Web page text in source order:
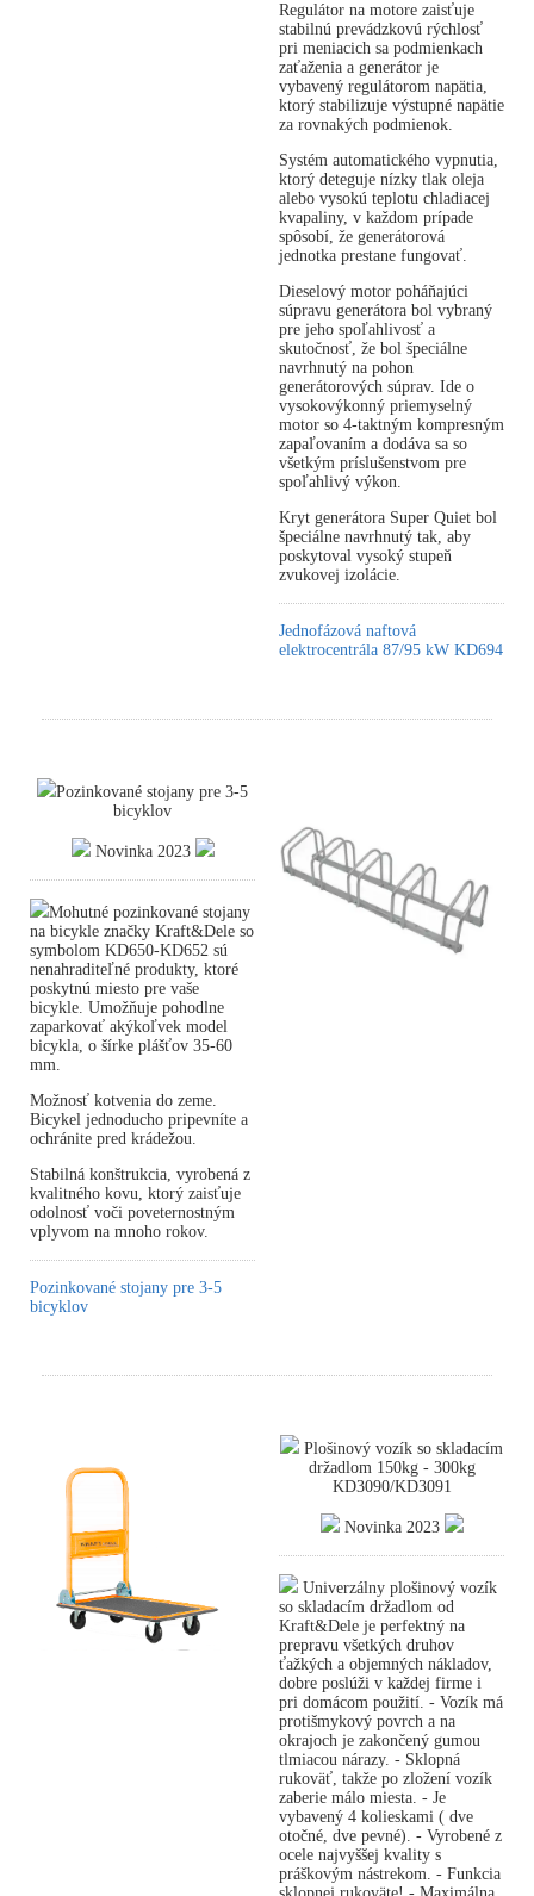
Regulátor na motore zaisťuje
stabilnú prevádzkovú rýchlosť
pri meniacich sa podmienkach
zaťaženia a generátor je
vybavený regulátorom napätia,
ktorý stabilizuje výstupné napätie
za rovnakých podmienok.
Systém automatického vypnutia,
ktorý deteguje nízky tlak oleja
alebo vysokú teplotu chladiacej
kvapaliny, v každom prípade
spôsobí, že generátorová
jednotka prestane fungovať.
Dieselový motor poháňajúci
súpravu generátora bol vybraný
pre jeho spoľahlivosť a
skutočnosť, že bol špeciálne
navrhnutý na pohon
generátorových súprav. Ide o
vysokovýkonný priemyselný
motor so 4-taktným kompresným
zapaľovaním a dodáva sa so
všetkým príslušenstvom pre
spoľahlivý výkon.
Kryt generátora Super Quiet bol
špeciálne navrhnutý tak, aby
poskytoval vysoký stupeň
zvukovej izolácie.
Jednofázová naftová
elektrocentrála 87/95 kW KD694
Pozinkované stojany pre 3-5
bicyklov
Novinka 2023
Mohutné pozinkované stojany
na bicykle značky Kraft&Dele so
symbolom KD650-KD652 sú
nenahraditeľné produkty, ktoré
poskytnú miesto pre vaše
bicykle. Umožňuje pohodlne
zaparkovať akýkoľvek model
bicykla, o šírke plášťov 35-60
mm.
Možnosť kotvenia do zeme.
Bicykel jednoducho pripevníte a
ochránite pred krádežou.
Stabilná konštrukcia, vyrobená z
kvalitného kovu, ktorý zaisťuje
odolnosť voči poveternostným
vplyvom na mnoho rokov.
Pozinkované stojany pre 3-5
bicyklov
Plošinový vozík so skladacím
držadlom 150kg - 300kg
KD3090/KD3091
Novinka 2023
Univerzálny plošinový vozík
so skladacím držadlom od
Kraft&Dele je perfektný na
prepravu všetkých druhov
ťažkých a objemných nákladov,
dobre poslúži v každej firme i
pri domácom použití. - Vozík má
protišmykový povrch a na
okrajoch je zakončený gumou
tlmiacou nárazy. - Sklopná
rukoväť, takže po zložení vozík
zaberie málo miesta. - Je
vybavený 4 kolieskami ( dve
otočné, dve pevné). - Vyrobené z
ocele najvyššej kvality s
práškovým nástrekom. - Funkcia